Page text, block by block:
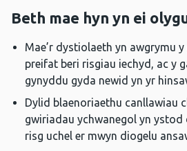
Beth mae hyn yn ei
Mae’r dystiolaeth yn awgrymu
preifat beri risgiau iechyd, ac y
gynyddu gyda newid yn yr
Dylid blaenoriaethu canllawiau
gwiriadau ychwanegol yn
risg uchel er mwyn diogelu